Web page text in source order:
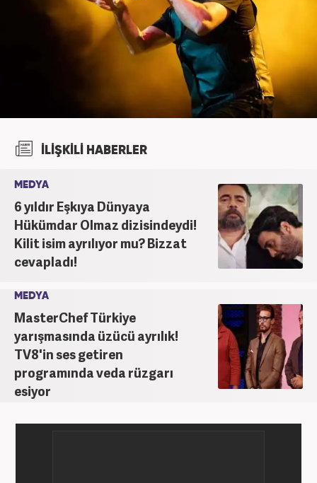
İLİŞKİLİ HABERLER
MEDYA
6 yıldır Eşkıya Dünyaya
Hükümdar Olmaz dizisindeydi!
Kilit isim ayrılıyor mu? Bizzat
cevapladı!
MEDYA
MasterChef Türkiye
yarışmasında üzücü ayrılık!
TV8'in ses getiren
programında veda rüzgarı
esiyor